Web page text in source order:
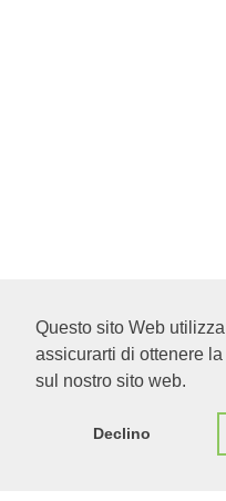
Questo sito Web
assicurarti di ottenere
sul nostro sito web.
Declino